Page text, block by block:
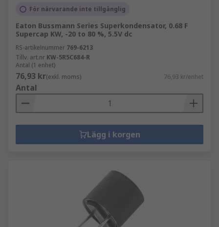
För närvarande inte tillgänglig
Eaton Bussmann Series Superkondensator, 0.68 F
Supercap KW, -20 to 80 %, 5.5V dc
RS-artikelnummer 769-6213
Tillv. art.nr KW-5R5C684-R
Antal (1 enhet)
76,93 kr(exkl. moms) 76,93 kr/enhet
Antal
Lägg i korgen